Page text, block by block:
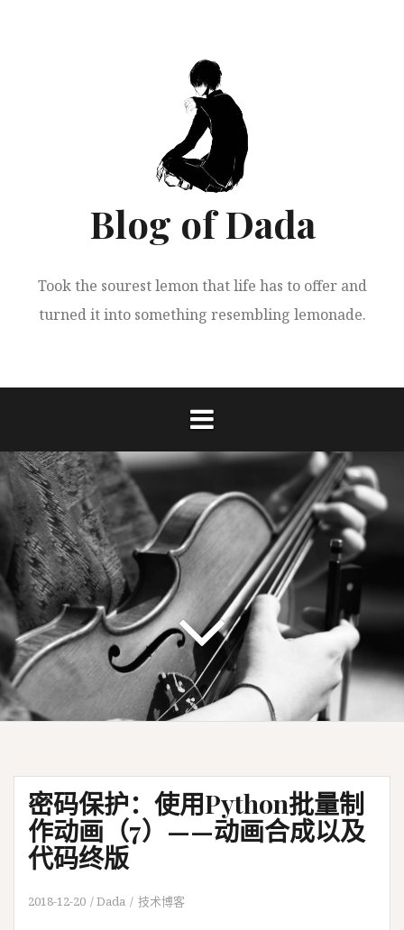
Blog of Dada
Took the sourest lemon that life has to offer and
turned it into something resembling lemonade.
密码保护：使用Python批量制
作动画（7）——动画合成以及
代码终版
2018-12-20 Dada 技术博客